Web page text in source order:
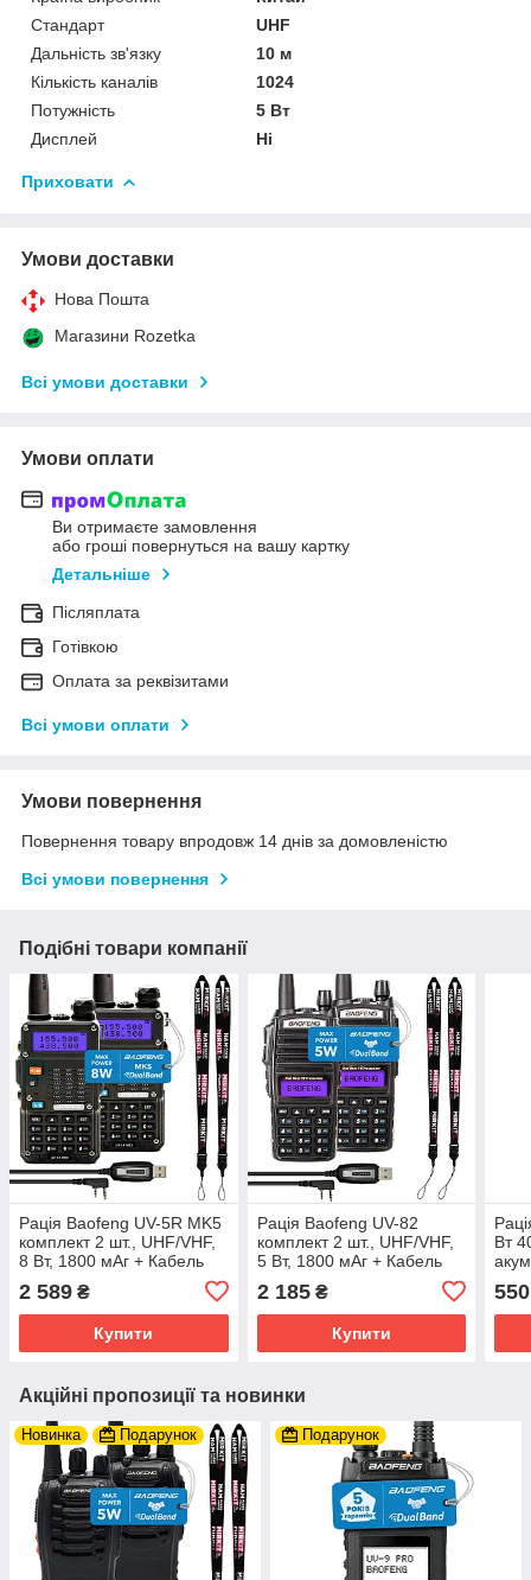
Стандарт
UHF
Дальність зв'язку
10 м
Кількість каналів
1024
Потужність
5 Вт
Дисплей
Ні
Приховати
Умови доставки
Нова Пошта
Магазини Rozetka
Всі умови доставки
Умови оплати
Ви отримаєте замовлення
або гроші повернуться на вашу картку
Детальніше
Післяплата
Готівкою
Оплата за реквізитами
Всі умови оплати
Умови повернення
Повернення товару впродовж 14 днів за домовленістю
Всі умови повернення
Подібні товари компанії
Рація Baofeng UV-5R MK5
комплект 2 шт., UHF/VHF,
8 Вт, 1800 мАг + Кабель
Ремінець на шию
2 589 ₴
Купити
Рація Baofeng UV-82
комплект 2 шт., UHF/VHF,
5 Вт, 1800 мАг + Кабель
Ремінець на шию
2 185₴
Купити
Вт
550
Акційні пропозиції та новинки
Новинка Подарунок Подарунок